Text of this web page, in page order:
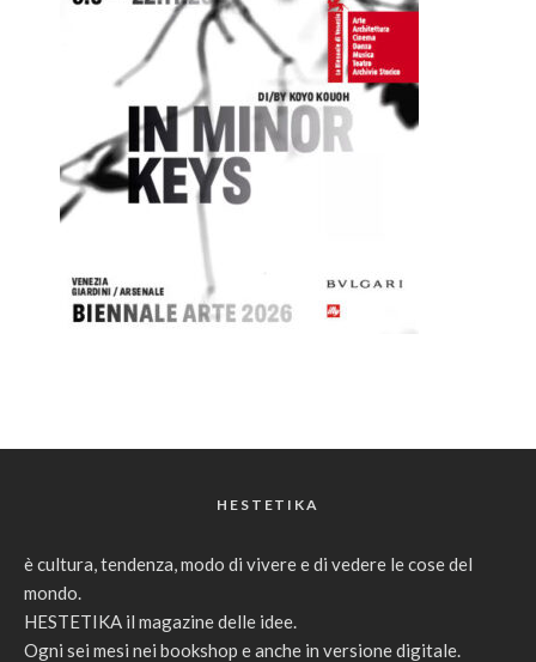
HESTETIKA
è cultura, tendenza, modo di vivere e di vedere le cose del
mondo.
HESTETIKA il magazine delle idee.
Ogni sei mesi nei bookshop e anche in versione digitale.